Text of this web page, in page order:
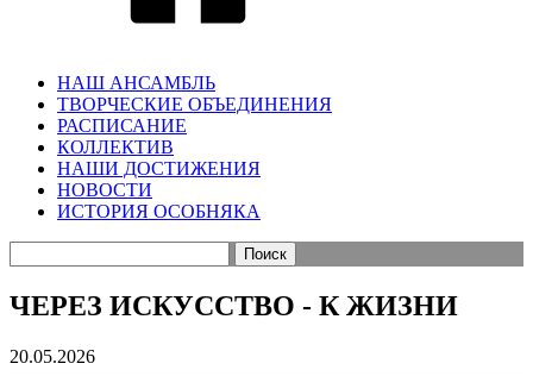
НАШ АНСАМБЛЬ
ТВОРЧЕСКИЕ ОБЪЕДИНЕНИЯ
РАСПИСАНИЕ
КОЛЛЕКТИВ
НАШИ ДОСТИЖЕНИЯ
НОВОСТИ
ИСТОРИЯ ОСОБНЯКА
ЧЕРЕЗ ИСКУССТВО - К ЖИЗНИ
20.05.2026